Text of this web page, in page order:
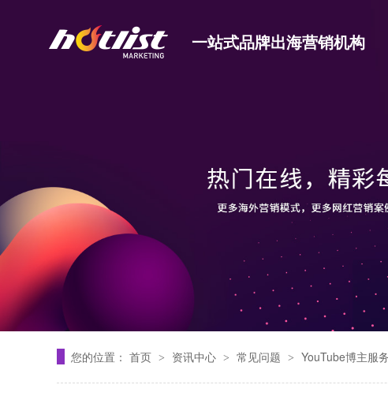
一站式品牌出海营销机构
您的位置： 首页 > 资讯中心 > 常见问题 > YouTube博主服